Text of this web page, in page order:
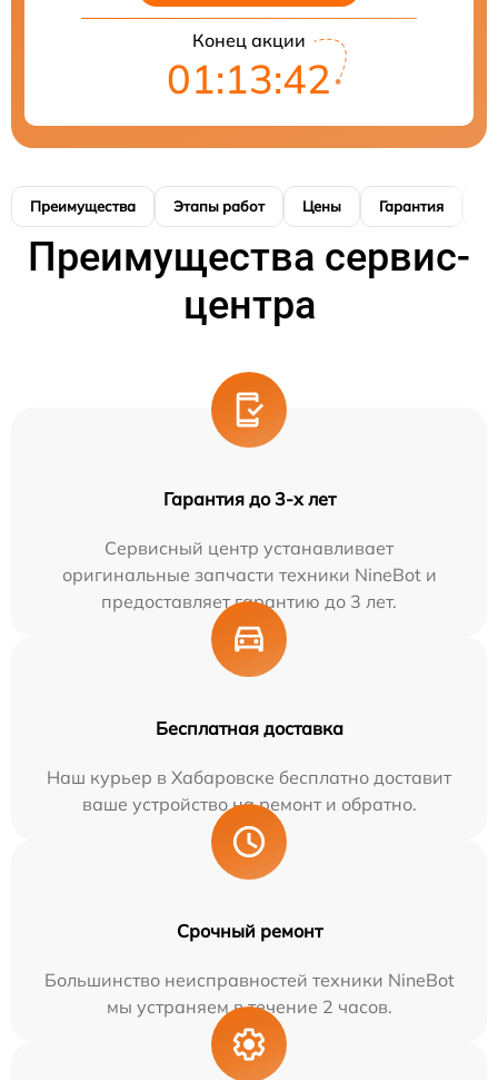
Конец акции
01:13:41
Преимущества Этапы работ Цены Гарантия
Преимущества сервис-
центра
Гарантия до 3-х лет
Сервисный центр устанавливает
оригинальные запчасти техники NineBot и
предоставляет гарантию до 3 лет.
Бесплатная доставка
Наш курьер в Хабаровске бесплатно доставит
ваше устройство на ремонт и обратно.
Срочный ремонт
Большинство неисправностей техники NineBot
мы устраняем в течение 2 часов.